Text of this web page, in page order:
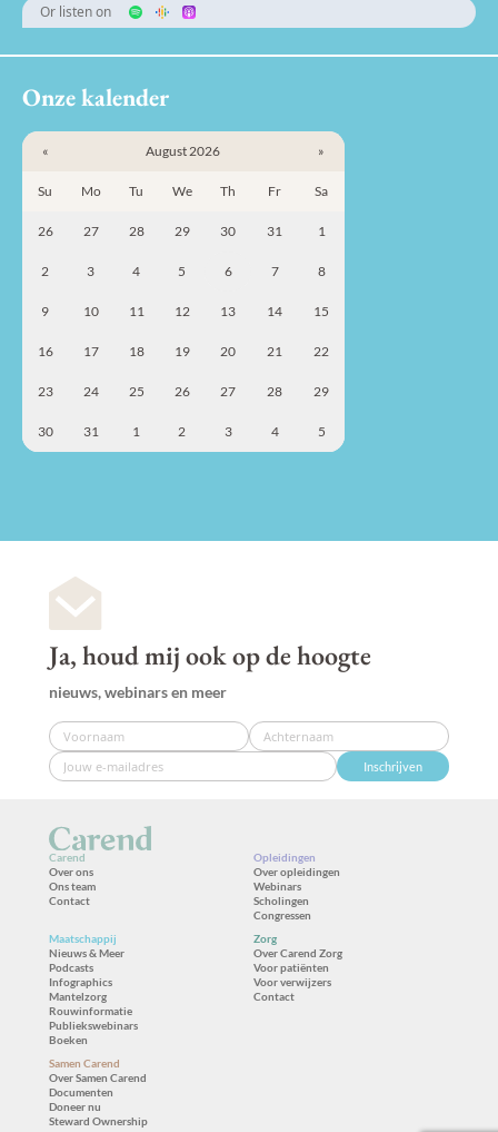
Or listen on
Onze kalender
« August 2026 »
Su Mo Tu We Th Fr Sa
26 27 28 29 30 31 1
2 3 4 5 6 7 8
9 10 11 12 13 14 15
16 17 18 19 20 21 22
23 24 25 26 27 28 29
30 31 1 2 3 4 5
Ja, houd mij ook op de hoogte
nieuws, webinars en meer
Inschrijven
Carend
Over ons
Ons team
Contact
Opleidingen
Over opleidingen
Webinars
Scholingen
Congressen
Maatschappij
Nieuws & Meer
Podcasts
Infographics
Mantelzorg
Rouwinformatie
Publiekswebinars
Boeken
Zorg
Over Carend Zorg
Voor patiënten
Voor verwijzers
Contact
Samen Carend
Over Samen Carend
Documenten
Doneer nu
Steward Ownership